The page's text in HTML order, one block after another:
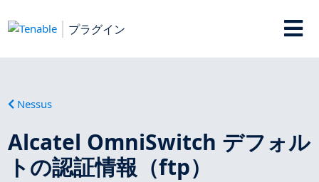
プラグイン
Nessus
Alcatel OmniSwitch デフォル
トの認証情報（ftp）